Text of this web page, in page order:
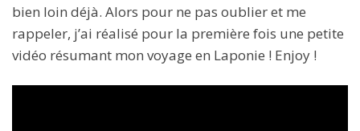
bien loin déjà. Alors pour ne pas oublier et me
rappeler, j’ai réalisé pour la première fois une petite
vidéo résumant mon voyage en Laponie ! Enjoy !